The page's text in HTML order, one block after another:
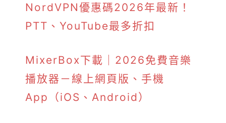
NordVPN優惠碼2026年最新！
PTT、YouTube最多折扣
MixerBox下載｜2026免費音樂
播放器－線上網頁版、手機
App（iOS、Android）